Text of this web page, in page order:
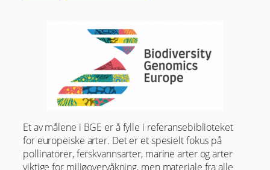
Et av målene i BGE er å fylle i referansebiblioteket
for europeiske arter. Det er et spesielt fokus på
pollinatorer, ferskvannsarter, marine arter og arter
viktige for miljøovervåkning, men materiale fra alle